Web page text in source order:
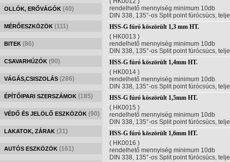
OLLÓK, ERŐVÁGÓK (40)
MÉRŐESZKÖZÖK (111)
BITEK (86)
CSAVARHÚZÓK (90)
VÁGÁS,CSISZOLÁS (286)
ÉPÍTŐIPARI SZERSZÁMOK (185)
VÉDŐ ÉS JELÖLŐ ESZKÖZÖK (90)
LAKATOK, ZÁRAK (31)
AUTÓS ESZKÖZÖK (161)
rendelhető mennyiség minimum 10db
DIN 338, 135°-os Split point fúrócsúcs,
HSS-G fúró köszörült 1,3 mm HT.
( HK0013 )
rendelhető mennyiség minimum 10db
DIN 338, 135°-os Split point fúrócsúcs,
HSS-G fúró köszörült 1,4mm HT.
( HK0014 )
rendelhető mennyiség minimum 10db
DIN 338, 135°-os Split point fúrócsúcs,
HSS-G fúró köszörült 1,5mm HT.
( HK0015 )
rendelhető mennyiség minimum 10db
DIN 338, 135°-os Split point fúrócsúcs,
HSS-G fúró köszörült 1,6mm HT.
( HK0016 )
rendelhető mennyiség minimum 10db
DIN 338, 135°-os Split point fúrócsúcs,